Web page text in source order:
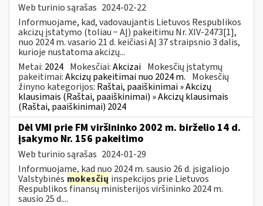
Web turinio sąrašas 2024-02-22
Informuojame, kad, vadovaujantis Lietuvos Respublikos
akcizų įstatymo (toliau − AĮ) pakeitimu Nr. XIV-2473[1],
nuo 2024 m. vasario 21 d. keičiasi AĮ 37 straipsnio 3 dalis,
kurioje nustatoma akcizų...
Metai: 2024 Mokesčiai:Akcizai Mokesčių įstatymų
pakeitimai:Akcizų pakeitimai nuo 2024 m. Mokesčių
žinyno kategorijos: Raštai, paaiškinimai » Akcizų
klausimais (Raštai, paaiškinimai) » Akcizų klausimais
(Raštai, paaiškinimai) 2024
Dėl VMI prie FM viršininko 2002 m. birželio 14 d.
įsakymo Nr. 156 pakeitimo
Web turinio sąrašas 2024-01-29
Informuojame, kad nuo 2024 m. sausio 26 d. įsigaliojo
Valstybinės mokesčių inspekcijos prie Lietuvos
Respublikos finansų ministerijos viršininko 2024 m.
sausio 25 d....